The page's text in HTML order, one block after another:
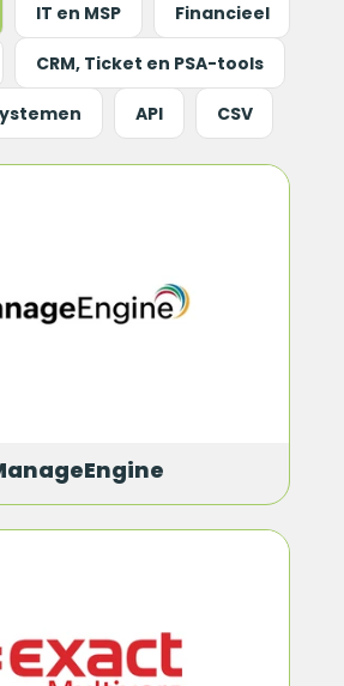
IT en MSP Financieel
CRM, Ticket en PSA-tools
API CSV